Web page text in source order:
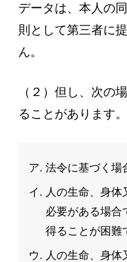
データは、本人の
則として第三者に
ん。
（２）但し、次の
ることがあります。
法令に基づく場
人の生命、身体
必要がある場合
得ることが困難
人の生命、身体